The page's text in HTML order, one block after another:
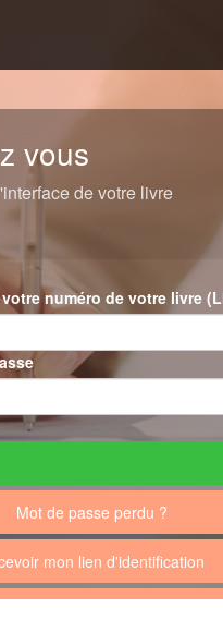
vous
de votre livre
numéro de votre livre
Mot de passe perdu ?
mon lien d'identification